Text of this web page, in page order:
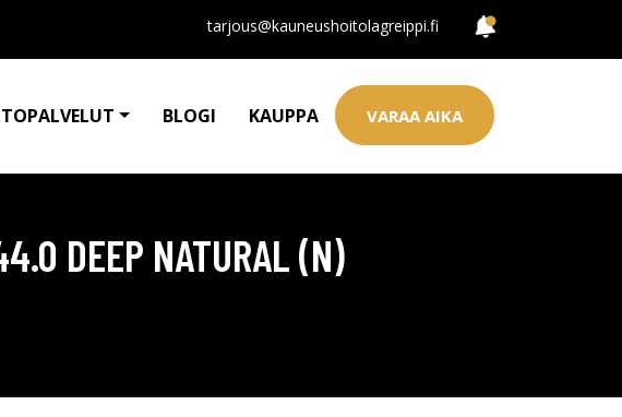
tarjous@kauneushoitolagreippi.fi
BLOGI KAUPPA VARAA AIKA
DEEP NATURAL (N)